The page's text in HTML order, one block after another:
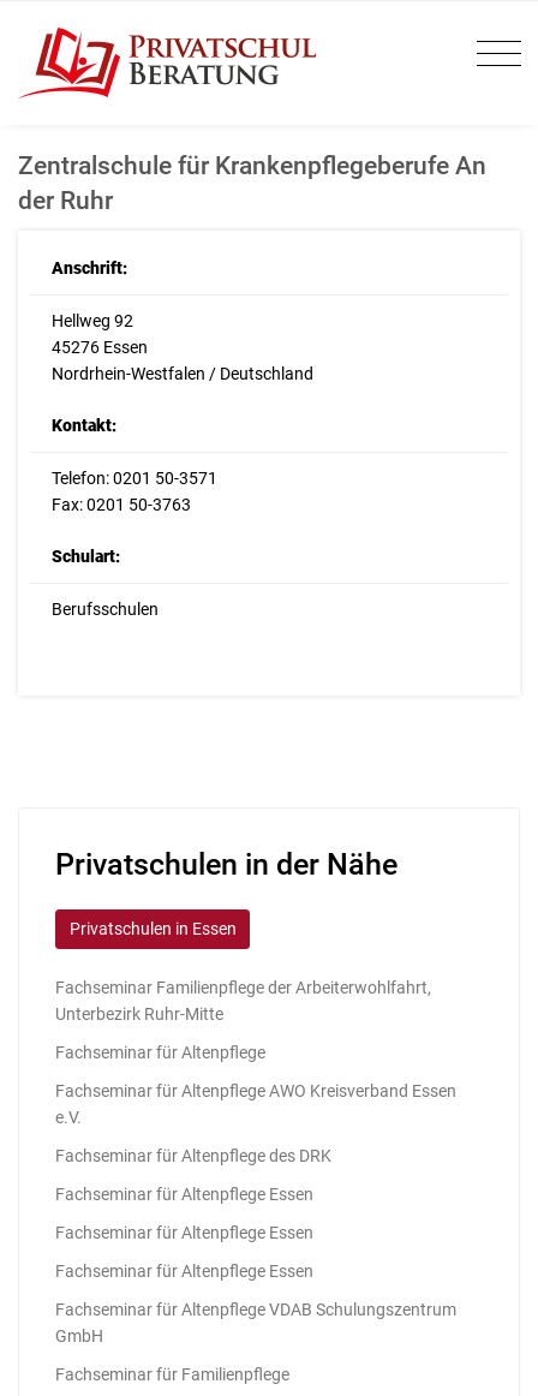
Zentralschule für Krankenpflegeberufe An
der Ruhr
Anschrift:
Hellweg 92
45276 Essen
Nordrhein-Westfalen / Deutschland
Kontakt:
Telefon: 0201 50-3571
Fax: 0201 50-3763
Schulart:
Berufsschulen
Privatschulen in der Nähe
Privatschulen in Essen
Fachseminar Familienpflege der Arbeiterwohlfahrt,
Unterbezirk Ruhr-Mitte
Fachseminar für Altenpflege
Fachseminar für Altenpflege AWO Kreisverband Essen
e.V.
Fachseminar für Altenpflege des DRK
Fachseminar für Altenpflege Essen
Fachseminar für Altenpflege Essen
Fachseminar für Altenpflege Essen
Fachseminar für Altenpflege VDAB Schulungszentrum
GmbH
Fachseminar für Familienpflege